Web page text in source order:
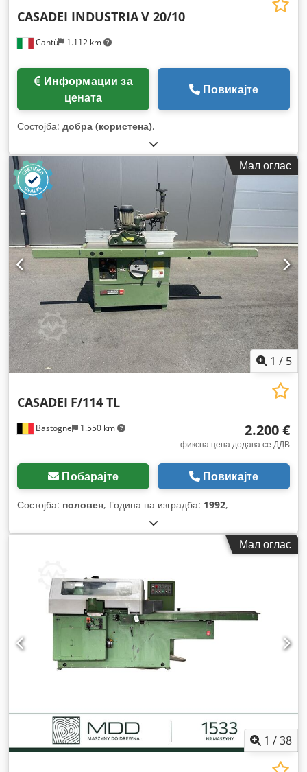
Cantù 1.112 km
CASADEI INDUSTRIAV 20/10
цената
Повикајте
Состојба: добра (користена),
Мал оглас
1 / 5
Bastogne 1.550 km
CASADEI F/114 TL
2.200 €
фиксна цена додава се ДДВ
Побарајте Повикајте
Состојба: половен, Година на изградба: 1992,
Мал оглас
1 /38